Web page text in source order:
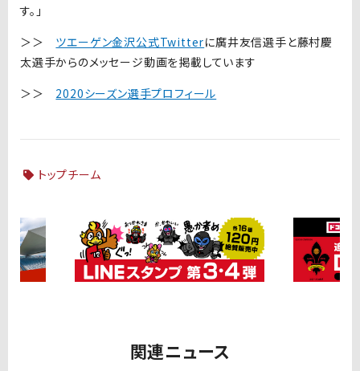
す。」
＞＞ ツエーゲン金沢公式Twitterに廣井友信選手と藤村慶
太選手からのメッセージ動画を掲載しています
＞＞ 2020シーズン選手プロフィール
トップチーム
関連ニュース